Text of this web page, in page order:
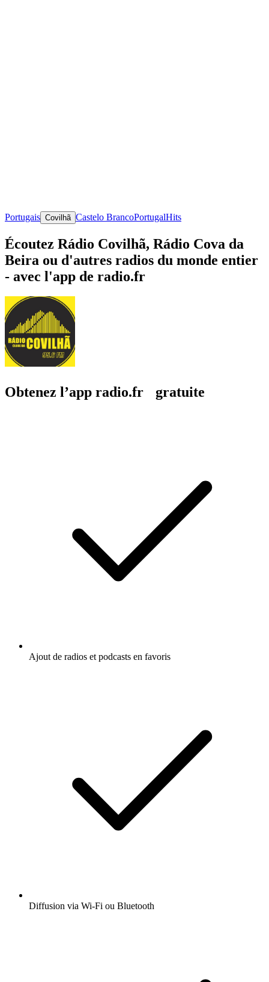
Portugais Covilhã Castelo BrancoPortugalHits
Écoutez Rádio Covilhã, Rádio Cova da
Beira ou d'autres radios du monde entier
- avec l'app de radio.fr
Obtenez l’app radio.fr gratuite
Ajout de radios et podcasts en favoris
Diffusion via Wi-Fi ou Bluetooth